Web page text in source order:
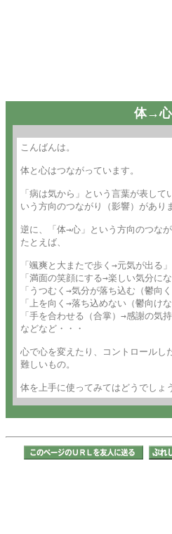
体→心
こんばんは。
体と心はつながっています。
「病は気から」という言葉が表して
いう方向のつながり（影響）があり
逆に、「体→心」という方向のつなが
たとえば、
「颯爽と大またで歩く→元気が出る」
「満面の笑顔にする→楽しい気分にな
「うつむく→気分が落ち込む（鬱向く
「上を向く→落ち込めない（鬱向けな
「手を合わせる（合掌）→感謝の気
などなど・・・
心で心を変えたり、コントロールし
難しいもの。
体を上手に使ってみてはどうでしょ